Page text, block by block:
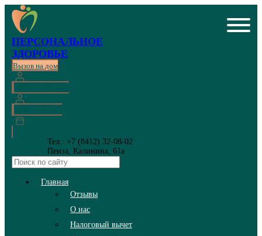
ПЕРСОНАЛЬНОЕ
ЗДОРОВЬЕ
Вызов на дом
Тел.: +7 (8412) 32-08-02
Пенза, Калинина, 61а
Главная
Отзывы
О нас
Налоговый вычет